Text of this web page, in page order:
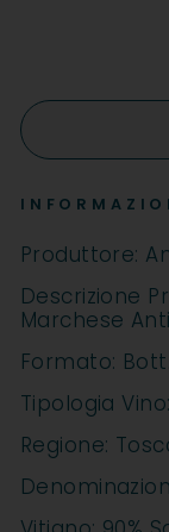
Produttore:
Descrizione
Marchese
Formato:
Tipologia
Regione: